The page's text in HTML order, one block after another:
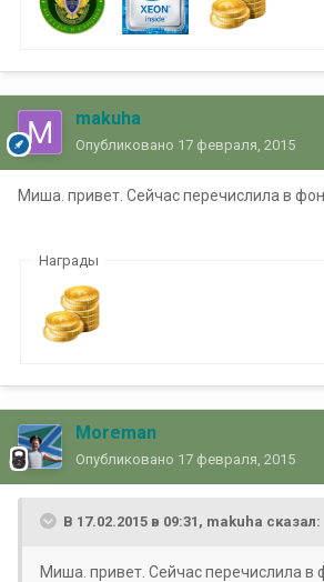
makuha
Опубликовано 17 февраля, 2015
Миша. привет. Сейчас перечислила в
Награды
Moreman
Опубликовано 17 февраля, 2015
В 17.02.2015 в 09:31, makuha сказал:
Миша. привет. Сейчас перечислила в